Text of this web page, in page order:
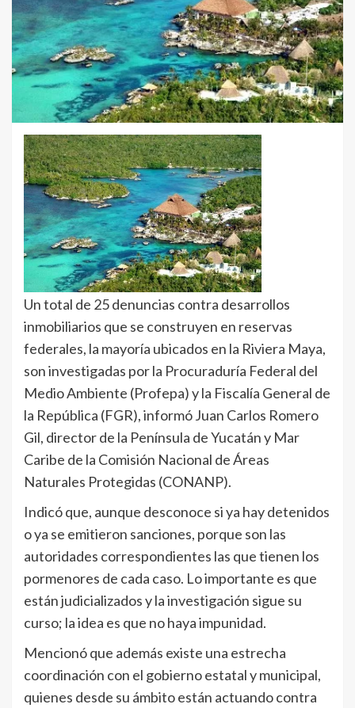
Un total de 25 denuncias contra desarrollos
inmobiliarios que se construyen en reservas
federales, la mayoría ubicados en la Riviera Maya,
son investigadas por la Procuraduría Federal del
Medio Ambiente (Profepa) y la Fiscalía General de
la República (FGR), informó Juan Carlos Romero
Gil, director de la Península de Yucatán y Mar
Caribe de la Comisión Nacional de Áreas
Naturales Protegidas (CONANP).
Indicó que, aunque desconoce si ya hay detenidos
o ya se emitieron sanciones, porque son las
autoridades correspondientes las que tienen los
pormenores de cada caso. Lo importante es que
están judicializados y la investigación sigue su
curso; la idea es que no haya impunidad.
Mencionó que además existe una estrecha
coordinación con el gobierno estatal y municipal,
quienes desde su ámbito están actuando contra